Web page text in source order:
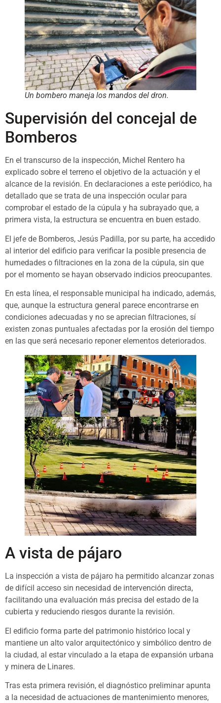
Un bombero maneja los mandos del dron.
Supervisión del concejal de
Bomberos
En el transcurso de la inspección, Michel Rentero ha
explicado sobre el terreno el objetivo de la actuación y el
alcance de la revisión. En declaraciones a este periódico, ha
detallado que se trata de una inspección ocular para
comprobar el estado de la cúpula y ha subrayado que, a
primera vista, la estructura se encuentra en buen estado.
El jefe de Bomberos, Jesús Padilla, por su parte, ha accedido
al interior del edificio para verificar la posible presencia de
humedades o filtraciones en la zona de la cúpula, sin que
por el momento se hayan observado indicios preocupantes.
En esta línea, el responsable municipal ha indicado, además,
que, aunque la estructura general parece encontrarse en
condiciones adecuadas y no se aprecian filtraciones, sí
existen zonas puntuales afectadas por la erosión del tiempo
en las que será necesario reponer elementos deteriorados.
A vista de pájaro
La inspección a vista de pájaro ha permitido alcanzar zonas
de difícil acceso sin necesidad de intervención directa,
facilitando una evaluación más precisa del estado de la
cubierta y reduciendo riesgos durante la revisión.
El edificio forma parte del patrimonio histórico local y
mantiene un alto valor arquitectónico y simbólico dentro de
la ciudad, al estar vinculado a la etapa de expansión urbana
y minera de Linares.
Tras esta primera revisión, el diagnóstico preliminar apunta
a la necesidad de actuaciones de mantenimiento menores,